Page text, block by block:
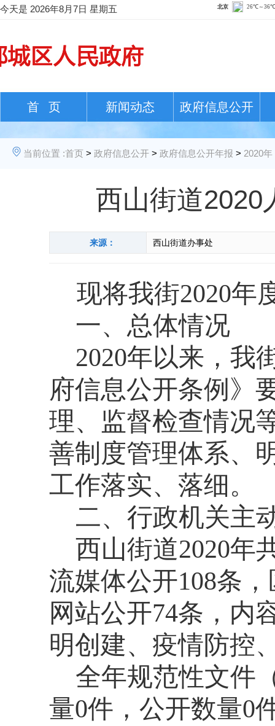
今天是 2026年8月7日 星期五
首 页 新闻动态 政府信息公开
当前位置 :首页 > 政府信息公开 > 政府信息公开年报 > 2020年
西山街道2020
来源： 西山街道办事处
现将我街2020年
一、 总体情况
2020年以来，我
府信息公开条例》
理、监督检查情况
善制度管理体系、
工作落实、落细。
二、行政机关主
西山街道2020年
流媒体公开108条
网站公开74条，内
明创建、疫情防控
全年规范性文件
量0件，公开数量0